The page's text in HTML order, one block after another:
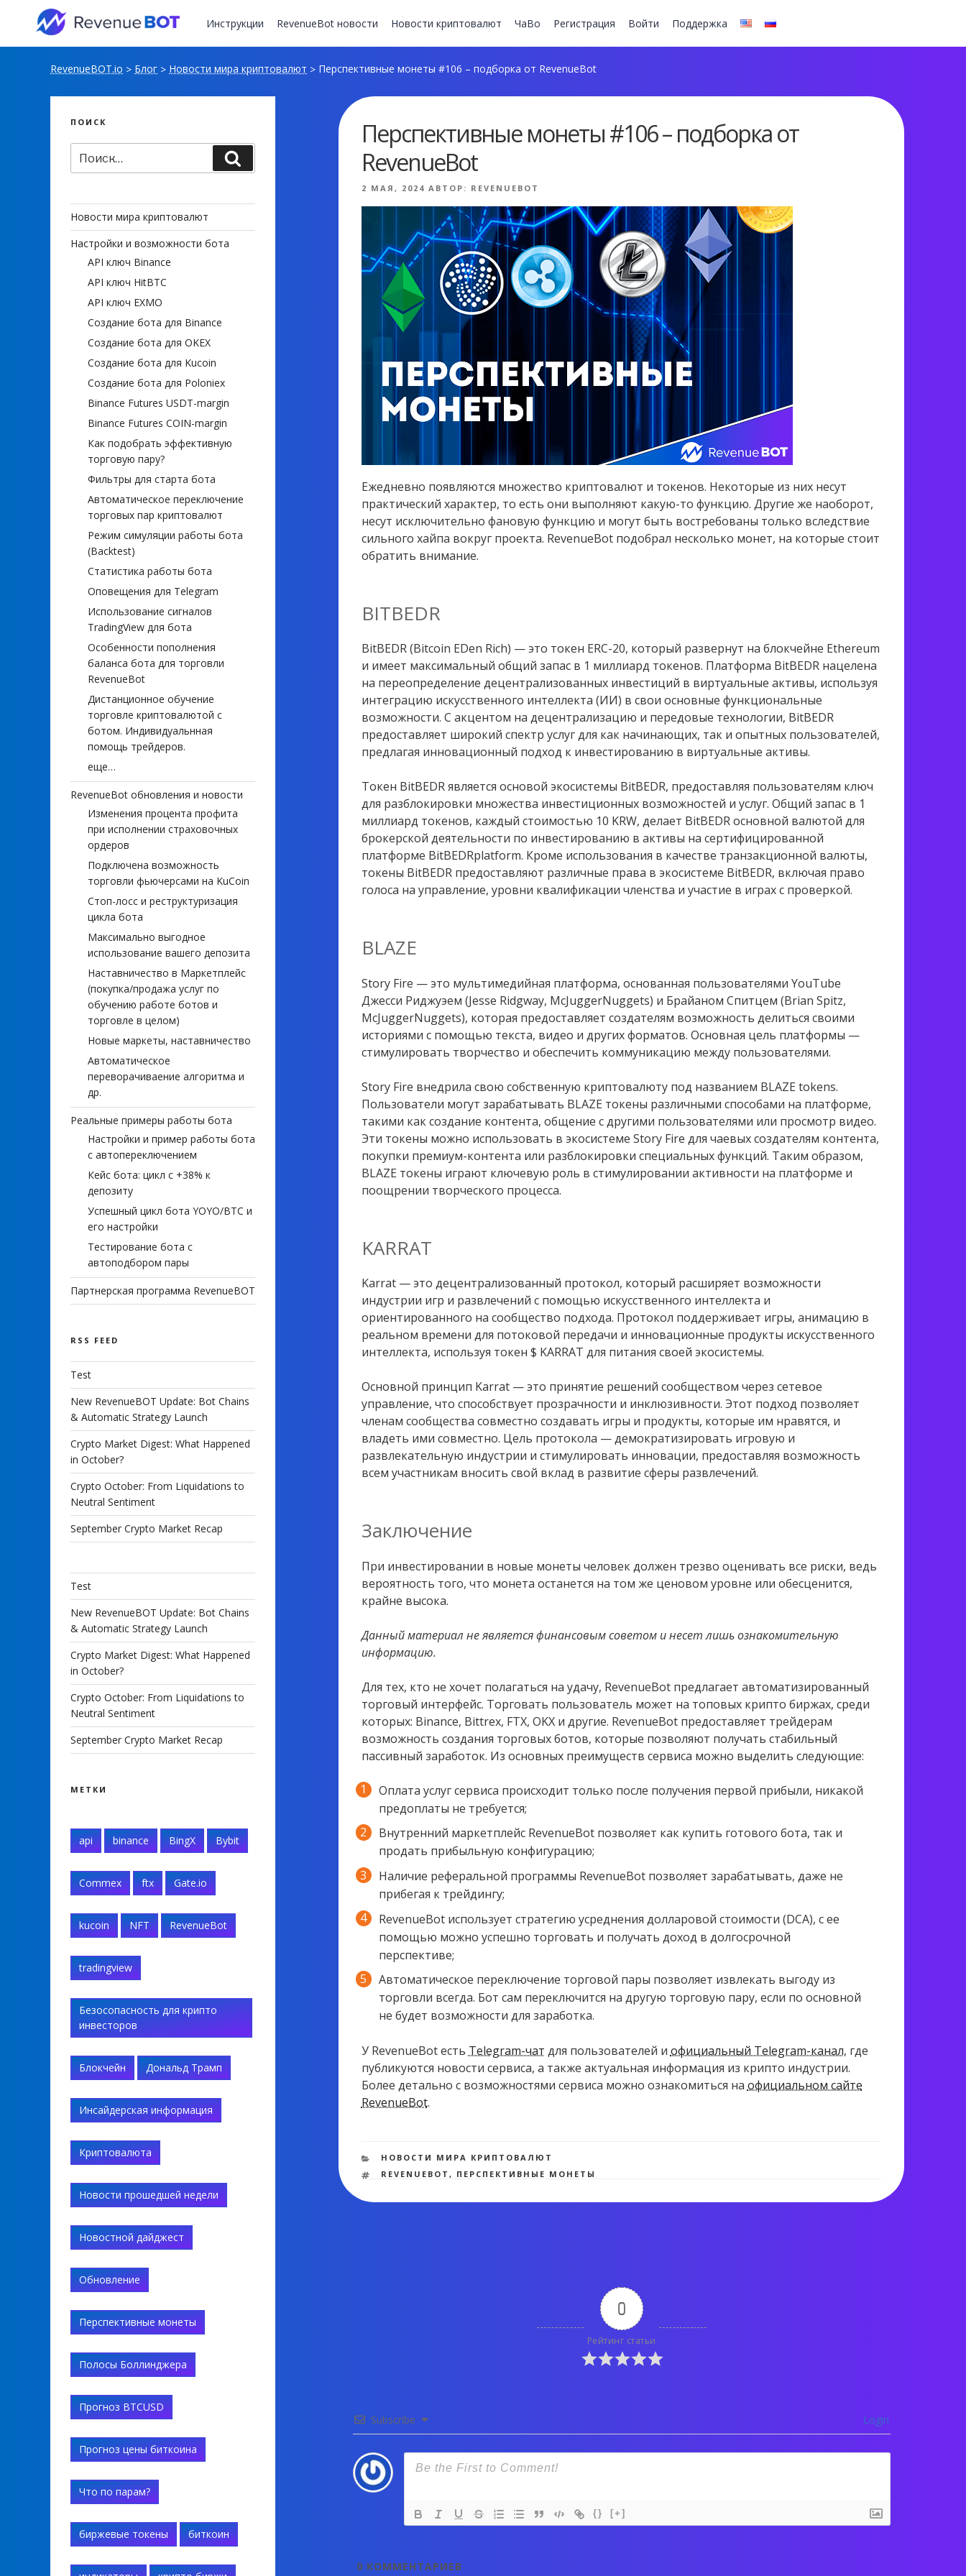
Перейти
содержимому
Инструкции RevenueBot новости Новости криптовалют ЧаВо Регистрация Войти Поддержка
RevenueBOT.io > Блог > Новости мира криптовалют > Перспективные монеты #106 – подборка от RevenueBot
Перспективные монеты #106 – подборка от
RevenueBot
ОПУБЛИКОВАНО
2 МАЯ, 2024 АВТОР: REVENUEBOT
Ежедневно появляются множество криптовалют и токенов. Некоторые из них несут
практический характер, то есть они выполняют какую-то функцию. Другие же наоборот,
несут исключительно фановую функцию и могут быть востребованы только вследствие
сильного хайпа вокруг проекта. RevenueBot подобрал несколько монет, на которые стоит
обратить внимание.
BITBEDR
BitBEDR (Bitcoin EDen Rich) — это токен ERC-20, который развернут на блокчейне Ethereum
и имеет максимальный общий запас в 1 миллиард токенов. Платформа BitBEDR нацелена
на переопределение децентрализованных инвестиций в виртуальные активы, используя
интеграцию искусственного интеллекта (ИИ) в свои основные функциональные
возможности. С акцентом на децентрализацию и передовые технологии, BitBEDR
предоставляет широкий спектр услуг для как начинающих, так и опытных пользователей,
предлагая инновационный подход к инвестированию в виртуальные активы.
Токен BitBEDR является основой экосистемы BitBEDR, предоставляя пользователям ключ
для разблокировки множества инвестиционных возможностей и услуг. Общий запас в 1
миллиард токенов, каждый стоимостью 10 KRW, делает BitBEDR основной валютой для
брокерской деятельности по инвестированию в активы на сертифицированной
платформе BitBEDRplatform. Кроме использования в качестве транзакционной валюты,
токены BitBEDR предоставляют различные права в экосистеме BitBEDR, включая право
голоса на управление, уровни квалификации членства и участие в играх с проверкой.
BLAZE
Story Fire — это мультимедийная платформа, основанная пользователями YouTube
Джесси Риджуэем (Jesse Ridgway, McJuggerNuggets) и Брайаном Спитцем (Brian Spitz,
McJuggerNuggets), которая предоставляет создателям возможность делиться своими
историями с помощью текста, видео и других форматов. Основная цель платформы —
стимулировать творчество и обеспечить коммуникацию между пользователями.
Story Fire внедрила свою собственную криптовалюту под названием BLAZE tokens.
Пользователи могут зарабатывать BLAZE токены различными способами на платформе,
такими как создание контента, общение с другими пользователями или просмотр видео.
Эти токены можно использовать в экосистеме Story Fire для чаевых создателям контента,
покупки премиум-контента или разблокировки специальных функций. Таким образом,
BLAZE токены играют ключевую роль в стимулировании активности на платформе и
поощрении творческого процесса.
KARRAT
Karrat — это децентрализованный протокол, который расширяет возможности
индустрии игр и развлечений с помощью искусственного интеллекта и
ориентированного на сообщество подхода. Протокол поддерживает игры, анимацию в
реальном времени для потоковой передачи и инновационные продукты искусственного
интеллекта, используя токен $ KARRAT для питания своей экосистемы.
Основной принцип Karrat — это принятие решений сообществом через сетевое
управление, что способствует прозрачности и инклюзивности. Этот подход позволяет
членам сообщества совместно создавать игры и продукты, которые им нравятся, и
владеть ими совместно. Цель протокола — демократизировать игровую и
развлекательную индустрии и стимулировать инновации, предоставляя возможность
всем участникам вносить свой вклад в развитие сферы развлечений.
Заключение
При инвестировании в новые монеты человек должен трезво оценивать все риски, ведь
вероятность того, что монета останется на том же ценовом уровне или обесценится,
крайне высока.
Данный материал не является финансовым советом и несет лишь ознакомительную
информацию.
Для тех, кто не хочет полагаться на удачу, RevenueBot предлагает автоматизированный
торговый интерфейс. Торговать пользователь может на топовых крипто биржах, среди
которых: Binance, Bittrex, FTX, OKX и другие. RevenueBot предоставляет трейдерам
возможность создания торговых ботов, которые позволяют получать стабильный
пассивный заработок. Из основных преимуществ сервиса можно выделить следующие:
Оплата услуг сервиса происходит только после получения первой прибыли, никакой
предоплаты не требуется;
Внутренний маркетплейс RevenueBot позволяет как купить готового бота, так и
продать прибыльную конфигурацию;
Наличие реферальной программы RevenueBot позволяет зарабатывать, даже не
прибегая к трейдингу;
RevenueBot использует стратегию усреднения долларовой стоимости (DCA), с ее
помощью можно успешно торговать и получать доход в долгосрочной
перспективе;
Автоматическое переключение торговой пары позволяет извлекать выгоду из
торговли всегда. Бот сам переключится на другую торговую пару, если по основной
не будет возможности для заработка.
У RevenueBot есть Telegram-чат для пользователей и официальный Telegram-канал, где
публикуются новости сервиса, а также актуальная информация из крипто индустрии.
Более детально с возможностями сервиса можно ознакомиться на официальном сайте
RevenueBot.
РУБРИКИ
НОВОСТИ МИРА КРИПТОВАЛЮТ
МЕТКИ
REVENUEBOT, ПЕРСПЕКТИВНЫЕ МОНЕТЫ
0
Рейтинг статьи
Subscribe Login
{} [+]
0 КОММЕНТАРИЕВ
ПОИСК
Новости мира криптовалют
Настройки и возможности бота
API ключ Binance
API ключ HitBTC
API ключ EXMO
Создание бота для Binance
Создание бота для OKEX
Создание бота для Kucoin
Создание бота для Poloniex
Binance Futures USDT-margin
Binance Futures COIN-margin
Как подобрать эффективную
торговую пару?
Фильтры для старта бота
Автоматическое переключение
торговых пар криптовалют
Режим симуляции работы бота
(Backtest)
Статистика работы бота
Оповещения для Telegram
Использование сигналов
TradingView для бота
Особенности пополнения
баланса бота для торговли
RevenueBot
Дистанционное обучение
торговле криптовалютой с
ботом. Индивидуальнная
помощь трейдеров.
еще…
RevenueBot обновления и новости
Изменения процента профита
при исполнении страховочных
ордеров
Подключена возможность
торговли фьючерсами на KuCoin
Стоп-лосс и реструктуризация
цикла бота
Максимально выгодное
использование вашего депозита
Наставничество в Маркетплейс
(покупка/продажа услуг по
обучению работе ботов и
торговле в целом)
Новые маркеты, наставничество
Автоматическое
переворачиваение алгоритма и
др.
Реальные примеры работы бота
Настройки и пример работы бота
с автопереключением
Кейс бота: цикл с +38% к
депозиту
Успешный цикл бота YOYO/BTC и
его настройки
Тестирование бота с
автоподбором пары
Партнерская программа RevenueBOT
RSS FEED
Test
New RevenueBOT Update: Bot Chains
& Automatic Strategy Launch
Crypto Market Digest: What Happened
in October?
Crypto October: From Liquidations to
Neutral Sentiment
September Crypto Market Recap
Test
New RevenueBOT Update: Bot Chains
& Automatic Strategy Launch
Crypto Market Digest: What Happened
in October?
Crypto October: From Liquidations to
Neutral Sentiment
September Crypto Market Recap
МЕТКИ
api binance BingX Bybit
Commex ftx Gate.io
kucoin NFT RevenueBot
tradingview
Безосопасность для крипто
инвесторов
Блокчейн Дональд Трамп
Инсайдерская информация
Криптовалюта
Новости прошедшей недели
Новостной дайджест
Обновление
Перспективные монеты
Полосы Боллинджера
Прогноз BTCUSD
Прогноз цены биткоина
Что по парам?
биржевые токены биткоин